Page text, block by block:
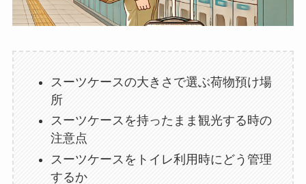
スーツケースの大きさで選ぶ荷物預け場
所
スーツケースを持ったまま観光する時の
注意点
スーツケースをトイレ利用時にどう管理
するか